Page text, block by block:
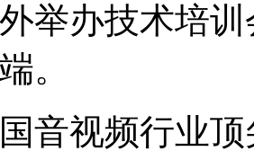
举办技术培
。
音视频行业